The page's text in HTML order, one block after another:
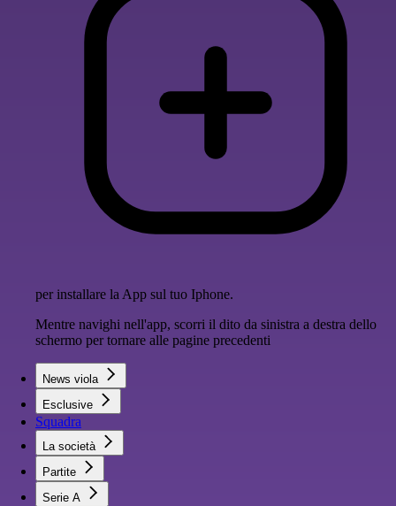
per installare la App sul tuo Iphone.
Mentre navighi nell'app, scorri il dito da sinistra a destra dello
schermo per tornare alle pagine precedenti
News viola
Esclusive
Squadra
La società
Partite
Serie A